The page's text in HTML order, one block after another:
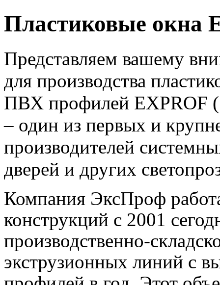
Пластиковые окна
Представляем вашему
для производства
ПВХ профилей EXPROF
– один из первых и
производителей
дверей и других
Компания ЭксПроф
конструкций с 2001
производственно-
экструзионных линий с